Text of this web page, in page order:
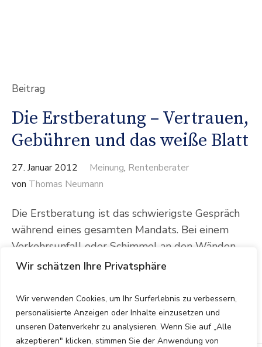
Wir schätzen Ihre Privatsphäre
Wir verwenden Cookies, um Ihr Surferlebnis zu verbessern,
personalisierte Anzeigen oder Inhalte einzusetzen und
unseren Datenverkehr zu analysieren. Wenn Sie auf „Alle
akzeptieren" klicken, stimmen Sie der Anwendung von
Beitrag
Die Erstberatung – Vertrauen,
Gebühren und das weiße Blatt
27. Januar 2012 Meinung, Rentenberater
von Thomas Neumann
Die Erstberatung ist das schwierigste Gespräch
während eines gesamten Mandats. Bei einem
Verkehrsunfall oder Schimmel an den Wänden
der Mietwohnung, gehen Sie zum Rechtsanwalt
andere Auto von links kam oder ob die Wand
nach Norden gerichtet ist.